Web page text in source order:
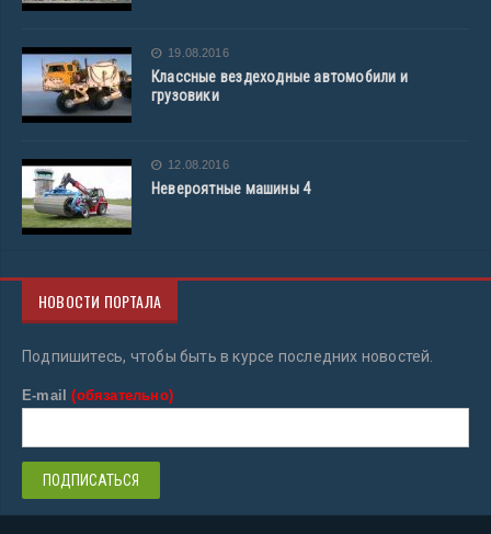
19.08.2016
Классные вездеходные автомобили и
грузовики
12.08.2016
Невероятные машины 4
НОВОСТИ ПОРТАЛА
Подпишитесь, чтобы быть в курсе последних новостей.
E-mail(обязательно)